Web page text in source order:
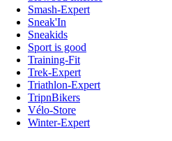
Smash-Expert
Sneak'In
Sneakids
Sport is good
Training-Fit
Trek-Expert
Triathlon-Expert
TripnBikers
Vélo-Store
Winter-Expert